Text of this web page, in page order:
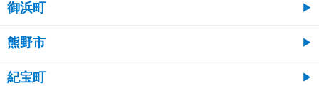
御浜町
熊野市
紀宝町